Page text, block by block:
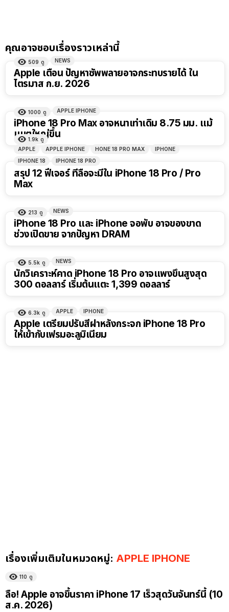
คุณอาจชอบเรื่องราวเหล่านี้
509 ดู NEWS
Apple เตือน ปัญหาซัพพลายอาจกระทบรายได้ ใน
ไตรมาส ก.ย. 2026
1000 ดู APPLE IPHONE
iPhone 18 Pro Max อาจหนาเท่าเดิม 8.75 มม. แม้
แบตใหญ่ขึ้น
1.9k ดู
APPLE
APPLE IPHONE HONE 18 PRO MAX
IPHONE
IPHONE 18
IPHONE 18 PRO
สรุป 12 ฟีเจอร์ ที่ลือจะมีใน iPhone 18 Pro / Pro
Max
213 ดู NEWS
iPhone 18 Pro และ iPhone จอพับ อาจของขาด
ช่วงเปิดขาย จากปัญหา DRAM
5.5k ดู NEWS
นักวิเคราะห์คาด iPhone 18 Pro อาจแพงขึ้นสูงสุด
300 ดอลลาร์ เริ่มต้นแตะ 1,399 ดอลลาร์
6.3k ดู APPLE IPHONE
Apple เตรียมปรับสีฝาหลังกระจก iPhone 18 Pro
ให้เข้ากับเฟรมอะลูมิเนียม
เรื่องเพิ่มเติมในหมวดหมู่: APPLE IPHONE
110 ดู
ลือ! Apple อาจขึ้นราคา iPhone 17 เร็วสุดวันจันทร์นี้ (10
ส.ค. 2026)